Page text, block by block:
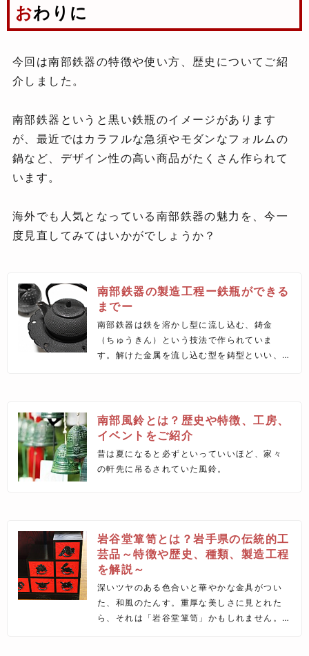
おわりに
今回は南部鉄器の特徴や使い方、歴史についてご紹
介しました。
南部鉄器というと黒い鉄瓶のイメージがあります
が、最近ではカラフルな急須やモダンなフォルムの
鍋など、デザイン性の高い商品がたくさん作られて
います。
海外でも人気となっている南部鉄器の魅力を、今一
度見直してみてはいかがでしょうか？
南部鉄器の製造工程ー鉄瓶ができる
までー
南部鉄器は鉄を溶かし型に流し込む、鋳金
（ちゅうきん）という技法で作られていま
す。解けた金属を流し込む型を鋳型といい、
南部風鈴とは？歴史や特徴、工房、
イベントをご紹介
昔は夏になると必ずといっていいほど、家々
の軒先に吊るされていた風鈴。
岩谷堂箪笥とは？岩手県の伝統的工
芸品～特徴や歴史、種類、製造工程
を解説～
深いツヤのある色合いと華やかな金具がつい
た、和風のたんす。重厚な美しさに見とれた
ら、それは「岩谷堂箪笥」かもしれません。